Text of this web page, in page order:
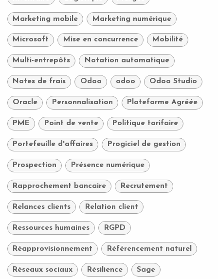
Marketing mobile Marketing numérique
Microsoft Mise en concurrence Mobilité
Multi-entrepôts Notation automatique
Notes de frais Odoo odoo Odoo Studio
Oracle Personnalisation Plateforme Agréée
PME Point de vente Politique tarifaire
Portefeuille d'affaires Progiciel de gestion
Prospection Présence numérique
Rapprochement bancaire Recrutement
Relances clients Relation client
Ressources humaines RGPD
Réapprovisionnement Référencement naturel
Réseaux sociaux Résilience Sage